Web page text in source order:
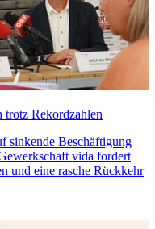
trotz Rekordzahlen
sinkende Beschäftigung
vida fordert
und eine rasche Rückkehr